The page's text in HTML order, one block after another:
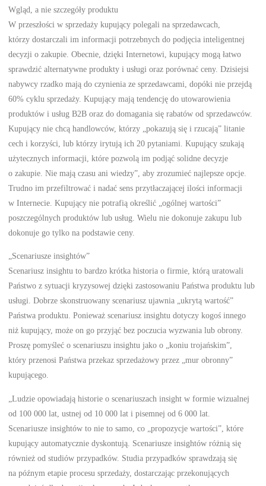
Wgląd, a nie szczegóły produktu
W przeszłości w sprzedaży kupujący polegali na sprzedawcach,
którzy dostarczali im informacji potrzebnych do podjęcia inteligentnej
decyzji o zakupie. Obecnie, dzięki Internetowi, kupujący mogą łatwo
sprawdzić alternatywne produkty i usługi oraz porównać ceny. Dzisiejsi
nabywcy rzadko mają do czynienia ze sprzedawcami, dopóki nie przejdą
60% cyklu sprzedaży. Kupujący mają tendencję do utowarowienia
produktów i usług B2B oraz do domagania się rabatów od sprzedawców.
Kupujący nie chcą handlowców, którzy „pokazują się i rzucają” litanie
cech i korzyści, lub którzy irytują ich 20 pytaniami. Kupujący szukają
użytecznych informacji, które pozwolą im podjąć solidne decyzje
o zakupie. Nie mają czasu ani wiedzy”, aby zrozumieć najlepsze opcje.
Trudno im przefiltrować i nadać sens przytłaczającej ilości informacji
w Internecie. Kupujący nie potrafią określić „ogólnej wartości”
poszczególnych produktów lub usług. Wielu nie dokonuje zakupu lub
dokonuje go tylko na podstawie ceny.
„Scenariusze insightów”
Scenariusz insightu to bardzo krótka historia o firmie, którą uratowali
Państwo z sytuacji kryzysowej dzięki zastosowaniu Państwa produktu lub
usługi. Dobrze skonstruowany scenariusz ujawnia „ukrytą wartość”
Państwa produktu. Ponieważ scenariusz insightu dotyczy kogoś innego
niż kupujący, może on go przyjąć bez poczucia wyzwania lub obrony.
Proszę pomyśleć o scenariuszu insightu jako o „koniu trojańskim”,
który przenosi Państwa przekaz sprzedażowy przez „mur obronny”
kupującego.
„Ludzie opowiadają historie o scenariuszach insight w formie wizualnej
od 100 000 lat, ustnej od 10 000 lat i pisemnej od 6 000 lat.
Scenariusze insightów to nie to samo, co „propozycje wartości”, które
kupujący automatycznie dyskontują. Scenariusze insightów różnią się
również od studiów przypadków. Studia przypadków sprawdzają się
na późnym etapie procesu sprzedaży, dostarczając przekonujących